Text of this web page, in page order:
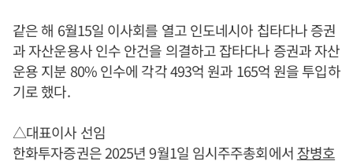
같은 해 6월15일 이사회를 열고 인도네시아 칩타다나 증권
과 자산운용사 인수 안건을 의결하고 잡타다나 증권과 자산
운용 지분 80% 인수에 각각 493억 원과 165억 원을 투입하
기로 했다.
△대표이사 선임
한화투자증권은 2025년 9월1일 임시주주총회에서 장병호